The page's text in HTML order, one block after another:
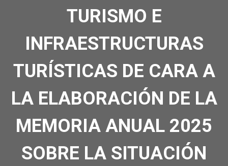
TURISMO E
INFRAESTRUCTURAS
TURÍSTICAS DE CARA A
LA ELABORACIÓN DE LA
MEMORIA ANUAL 2025
SOBRE LA SITUACIÓN